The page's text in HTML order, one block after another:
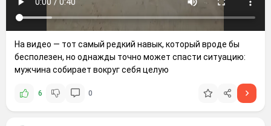
На видео — тот самый редкий навык, который вроде бы
бесполезен, но однажды точно может спасти ситуацию:
мужчина собирает вокруг себя целую
6 0